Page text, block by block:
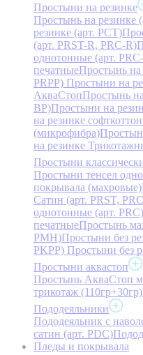
Простыни на резинке
Простынь на резинке
резинке (арт. PCT)
(арт. PRST-R, PRC-R)
однотонные (арт.
печатныеПростынь на
PRPP) Простыни на
АкваСтопПростынь
BP)Простыни на
на резинке
(микрофибра)
на резинке
Простыни
Простыни тенсел
покрывала (махровые)
Сатин (арт. PRST,
однотонные (арт. PRC)
печатныеПростынь
PMH)Простыни без
PKPP) Простыни без
Простыни аквастоп
Простынь АкваСтоп
трикотаж (110гр+30гр)
Пододеяльники
Пододеяльник с
сатин (арт. PDC)
Пледы и покрывала